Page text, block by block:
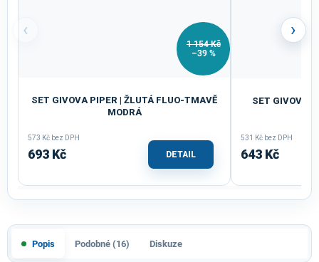
‹
1 154 Kč
–39 %
SET GIVOVA PIPER | ŽLUTÁ FLUO-TMAVĚ
MODRÁ
573 Kč bez DPH
693 Kč DETAIL
SET GIVOVA
531 Kč bez DPH
643 Kč
›
Popis Podobné (16) Diskuze